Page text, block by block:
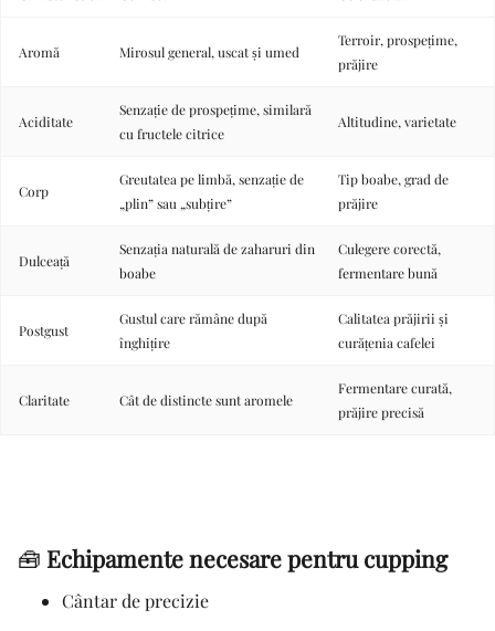
Aromă Mirosul general, uscat și umed
Terroir, prospețime,
prăjire
Aciditate
Senzație de prospețime, similară
cu fructele citrice
Altitudine, varietate
Corp
Greutatea pe limbă, senzație de
„plin” sau „subțire”
Tip boabe, grad de
prăjire
Dulceață
Senzația naturală de zaharuri din
boabe
Culegere corectă,
fermentare bună
Postgust
Gustul care rămâne după
înghițire
Calitatea prăjirii și
curățenia cafelei
Claritate Cât de distincte sunt aromele
Fermentare curată,
prăjire precisă
🧰 Echipamente necesare pentru cupping
Cântar de precizie